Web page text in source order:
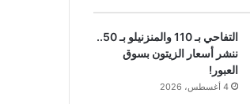
التفاحي بـ 110 والمنزنيلو بـ 50..
ننشر أسعار الزيتون بسوق
العبور!
4 أغسطس، 2026